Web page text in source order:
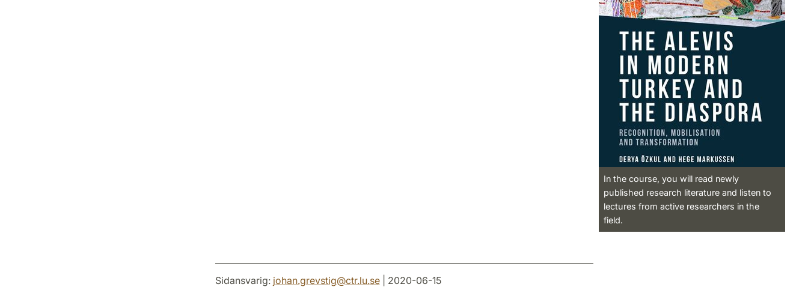
In the course, you will read newly
published research literature and listen to
lectures from active researchers in the
field.
Sidansvarig: johan.grevstig@ctr.lu.se| 2020-06-15